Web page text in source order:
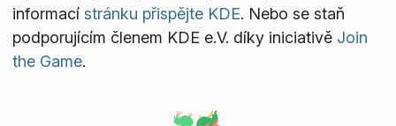
informací stránku přispějte KDE. Nebo se staň
podporujícím členem KDE e.V. díky iniciativě Join
the Game.